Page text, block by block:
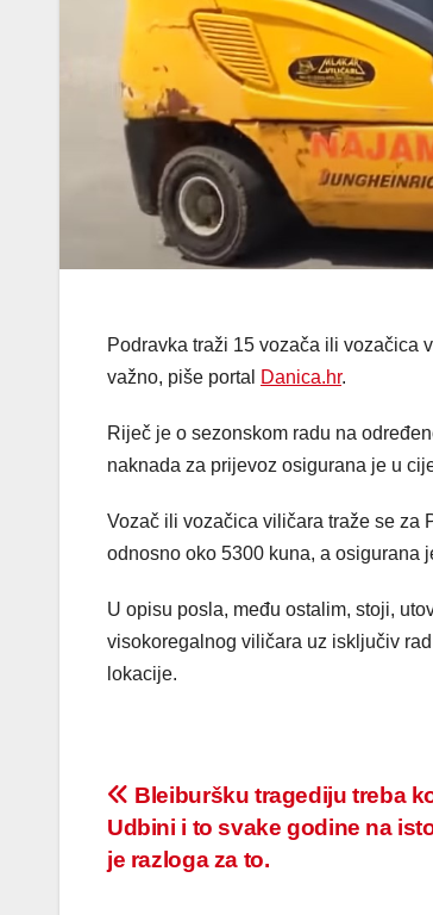
Podravka traži 15 vozača ili vozačica
važno, piše portal
Danica.hr.
Riječ je o sezonskom radu na
naknada za prijevoz osigurana je u
Vozač ili vozačica viličara traže se za
odnosno oko 5300 kuna, a osigurana
U opisu posla, među ostalim, stoji,
visokoregalnog viličara uz isključiv
lokacije.
Post
navigation
Bleiburšku tragediju treba
Udbini i to svake godine na
je razloga za to.